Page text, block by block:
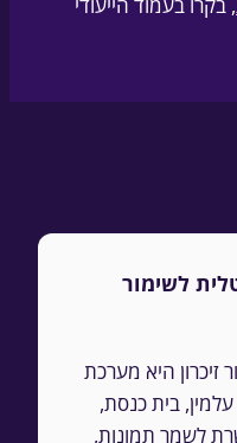
לשימור
זיכרון היא מערכת
בית כנסת,
לשמר תמונות,